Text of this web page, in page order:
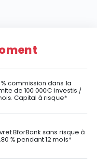
commission dans la
de 100 000€ investis /
Capital à risque*
BforBank sans risque à
% pendant 12 mois*